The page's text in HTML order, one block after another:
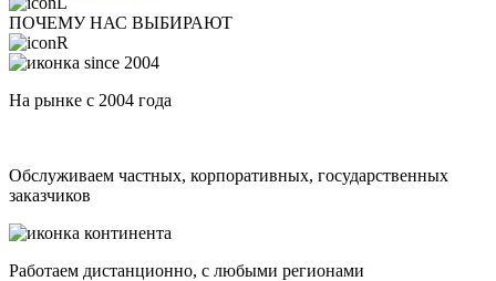
ПОЧЕМУ НАС ВЫБИРАЮТ
На рынке с 2004 года
Обслуживаем частных, корпоративных, государственных
заказчиков
Работаем дистанционно, с любыми регионами